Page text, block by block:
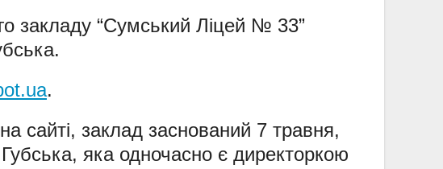
закладу “Сумський Ліцей № 33”
.
сайті, заклад заснований 7 травня,
яка одночасно є директоркою